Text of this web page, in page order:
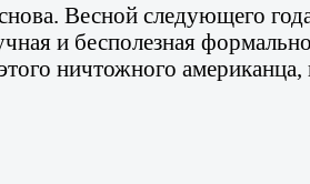
Весной следующего
и бесполезная
ничтожного